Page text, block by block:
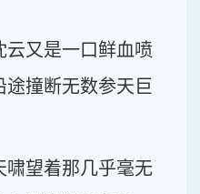
云又是一口鲜血喷
撞断无数参天巨
啸望着那几乎毫无